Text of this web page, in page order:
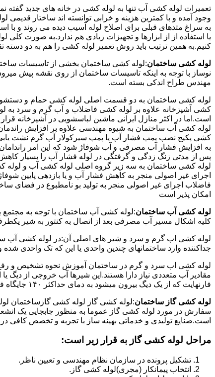
تعمیرات لوله کشی آب تنها به لوله کشی در خانه های جدید
وجود آمده و با کمترین هزینه و خرابی توانسته اند ساختار
به سراغ متدهای قبلی برای اصلاح لوله آسیب دیده می روند و با
یا استفاده از از ابزارها و تجهیزات زیادی هم ندارد.به صورت
کنیم.به همین ترتیب باید روش تعمیر لوله کشی را هم به دو
لوله کشی ساختمان:لوله کشی ساختمان بخشی از تاسیسات
نوساز با توجه به اینکه تاسیسات ساختمان از روی نقشه پیش
مهندس طراح اندکی بسته است.
لوله کشی ساختمان به دو قسمت اصلی لوله کشی حمام و
کشی آشپزخانه علاوه بر لوله کشی فاضلاب و آب گرم و سرد به
است.اما در اکثر منازل ایرانی ماشین لباسشویی در آشپزخانه
لوله کشی آب ساختمان به شیوه مهندسی علاوه بر افزایش
کشی پکیج نصب پمپ فشار آب یا پمپ سیرکولار آب گرم نشت یابی
پس از مدتی زنگ زدگی و گرفتگی در لوله فشار آب را بسیار
لوله کشی ساختمان به سه زیر گروه اصلی لوله کشی آب و لوله
اجرای غیر اصولی منجر به کاهش فشار آب و یا بازدهی پایین
فاضلاب اجرای غیر اصولی منجر به تولید بو نامطبوع در
امکان پذیر است
لوله کشی آب ساختمان:لوله کشی آب ساختمان با توجه به
کلیه اشکال مسیر آب مصرفی بعد از اتصال به کنتور به شیر
لوله کشی اب گرم و سرد و شیر های اصلی آن:در لوله کشی آب
جداکننده وارد ساختمانهای چندین واحدی یا این که تک واحدی
لوله کشی اب سرد و گرم در ساختمان آموزش نحوه تشخیص و رفع
فارنهایت که از یک دیگ بیرون میشود به دمای حداکثر ۱۴۰ جایگاه فارنهایت به کار میرود.
لوله کشی گاز ساختمان:لوله کشی گاز لوله کشی گازساختمان
سفارش در مورد لوله کشی گاز عموما به منظور جابجایی یک
است.صنایع تولیدی و خدماتی بهینه ساز با تجربه و تخصص کافی در
مراحل لوله کشی گاز به قرار زیر است:
تشکیل پرونده در سازمان نظام مهندسی و تعیین ناظر.
انتخاب پیمانکار (مجری)لوله کشی گاز.